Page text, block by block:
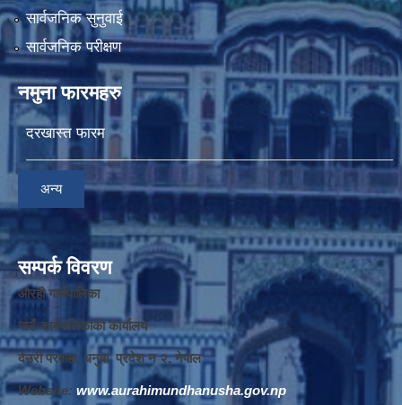
सार्वजनिक सुनुवाई
सार्वजनिक परीक्षण
नमुना फारमहरु
दरखास्त फारम
अन्य
सम्पर्क विवरण
औरही गाउँपालिका
गाउँ कार्यपालिकाको कार्यालय
देउरी परवाहा, धनुषा, प्रदेश न‌‍ २, नेपाल
Website: www.aurahimundhanusha.gov.np